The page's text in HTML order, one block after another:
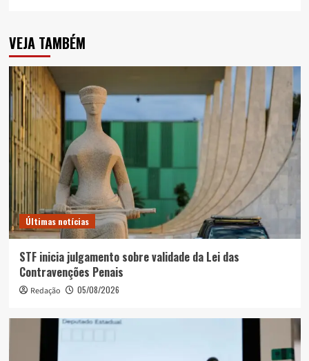
VEJA TAMBÉM
Últimas notícias
STF inicia julgamento sobre validade da Lei das
Contravenções Penais
Redação 05/08/2026